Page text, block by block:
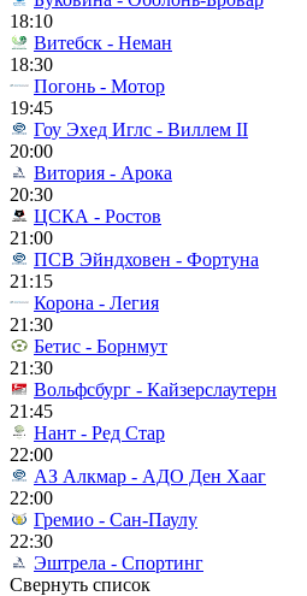
18:10
Витебск - Неман
18:30
Погонь - Мотор
19:45
Гоу Эхед Иглс - Виллем II
20:00
Витория - Арока
20:30
ЦСКА - Ростов
21:00
ПСВ Эйндховен - Фортуна
21:15
Корона - Легия
21:30
Бетис - Борнмут
21:30
Вольфсбург - Кайзерслаутерн
21:45
Нант - Ред Стар
22:00
АЗ Алкмар - АДО Ден Хааг
22:00
Гремио - Сан-Паулу
22:30
Эштрела - Спортинг
Свернуть список